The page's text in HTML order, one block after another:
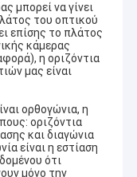
μπορεί να γίνει
του οπτικού
επίσης το πλάτος
κάμερας
η οριζόντια
μας είναι
ορθογώνια, η
οριζόντια
και διαγώνια
είναι η εστίαση
ότι
μόνο την